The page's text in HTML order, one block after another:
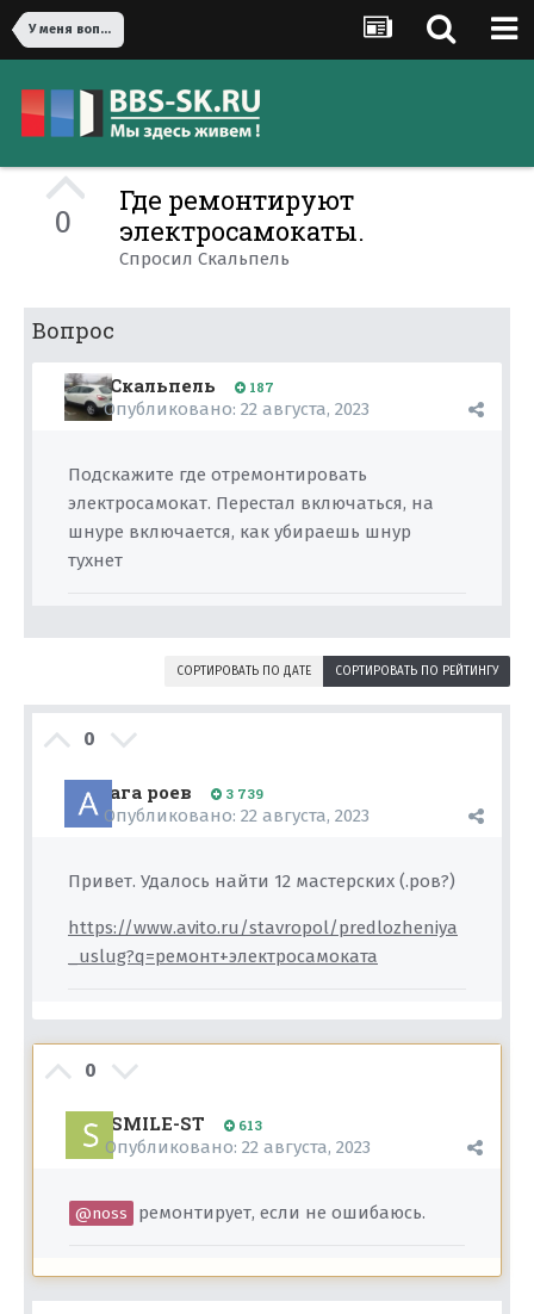
У меня вопрос!
0
Где ремонтируют
электросамокаты.
Спросил Скальпель
Вопрос
Скальпель 187
Опубликовано: 22 августа, 2023
Подскажите где отремонтировать
электросамокат. Перестал включаться, на
шнуре включается, как убираешь шнур
тухнет
СОРТИРОВАТЬ ПО РЕЙТИНГУ
СОРТИРОВАТЬ ПО ДАТЕ
0
ага роев 3 739
Опубликовано: 22 августа, 2023
Привет. Удалось найти 12 мастерских (.ров?)
https://www.avito.ru/stavropol/predlozheniya
_uslug?q=ремонт+электросамоката
0
SMILE-ST 613
Опубликовано: 22 августа, 2023
@noss ремонтирует, если не ошибаюсь.